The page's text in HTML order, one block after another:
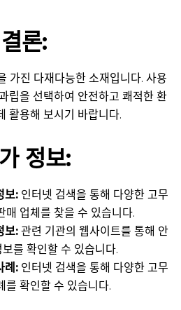
결론:
가진 다재다능한 소재입니다. 사용
립을 선택하여 안전하고 쾌적한 환
활용해 보시기 바랍니다.
정보:
보:인터넷 검색을 통해 다양한 고무
매 업체를 찾을 수 있습니다.
보:관련 기관의 웹사이트를 통해 안
를 확인할 수 있습니다.
례:인터넷 검색을 통해 다양한 고무
를 확인할 수 있습니다.